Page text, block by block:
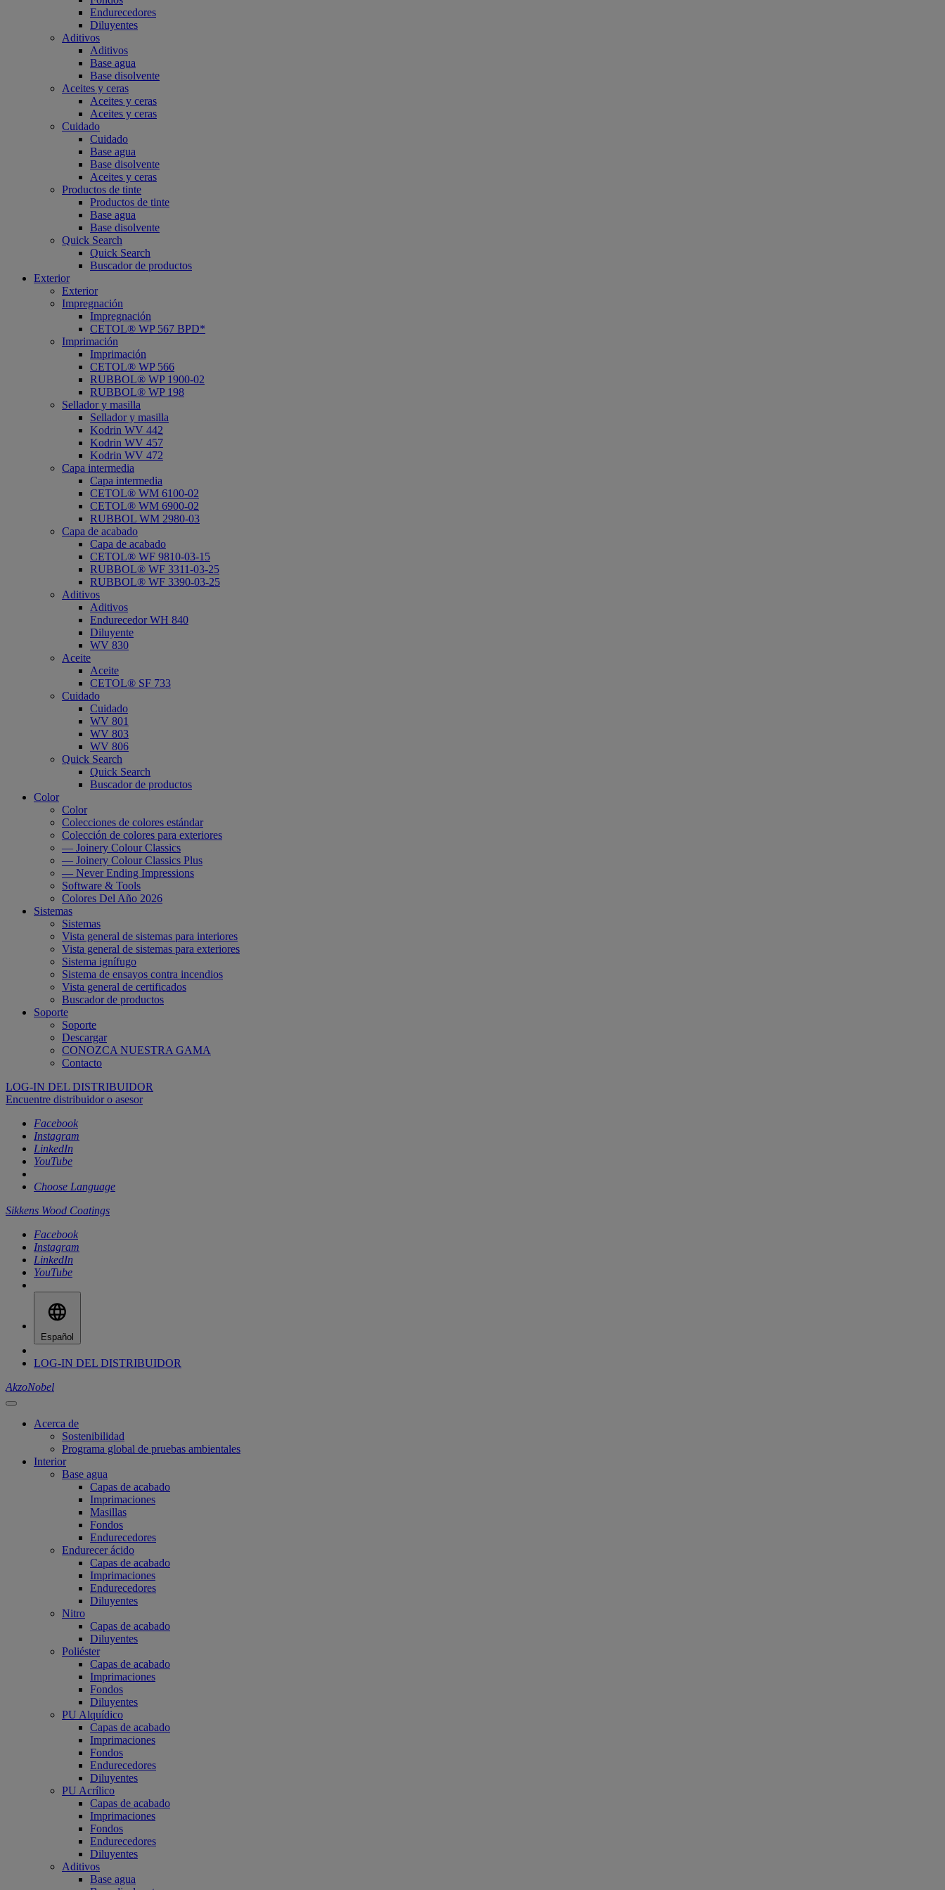
Endurecedores
Diluyentes
Aditivos
Aditivos
Base agua
Base disolvente
Aceites y ceras
Aceites y ceras
Aceites y ceras
Cuidado
Cuidado
Base agua
Base disolvente
Aceites y ceras
Productos de tinte
Productos de tinte
Base agua
Base disolvente
Quick Search
Quick Search
Buscador de productos
Exterior
Exterior
Impregnación
Impregnación
CETOL® WP 567 BPD*
Imprimación
Imprimación
CETOL® WP 566
RUBBOL® WP 1900-02
RUBBOL® WP 198
Sellador y masilla
Sellador y masilla
Kodrin WV 442
Kodrin WV 457
Kodrin WV 472
Capa intermedia
Capa intermedia
CETOL® WM 6100-02
CETOL® WM 6900-02
RUBBOL WM 2980-03
Capa de acabado
Capa de acabado
CETOL® WF 9810-03-15
RUBBOL® WF 3311-03-25
RUBBOL® WF 3390-03-25
Aditivos
Aditivos
Endurecedor WH 840
Diluyente
WV 830
Aceite
Aceite
CETOL® SF 733
Cuidado
Cuidado
WV 801
WV 803
WV 806
Quick Search
Quick Search
Buscador de productos
Color
Color
Colecciones de colores estándar
Colección de colores para exteriores
— Joinery Colour Classics
— Joinery Colour Classics Plus
— Never Ending Impressions
Software & Tools
Colores Del Año 2026
Sistemas
Sistemas
Vista general de sistemas para interiores
Vista general de sistemas para exteriores
Sistema ignífugo
Sistema de ensayos contra incendios
Vista general de certificados
Buscador de productos
Soporte
Soporte
Descargar
CONOZCA NUESTRA GAMA
Contacto
LOG-IN DEL DISTRIBUIDOR
Encuentre distribuidor o asesor
Facebook
Instagram
LinkedIn
YouTube
Choose Language
Sikkens Wood Coatings
Facebook
Instagram
LinkedIn
YouTube
Español
LOG-IN DEL DISTRIBUIDOR
AkzoNobel
Acerca de
Sostenibilidad
Programa global de pruebas ambientales
Interior
Base agua
Capas de acabado
Imprimaciones
Masillas
Fondos
Endurecedores
Endurecer ácido
Capas de acabado
Imprimaciones
Endurecedores
Diluyentes
Nitro
Capas de acabado
Diluyentes
Poliéster
Capas de acabado
Imprimaciones
Fondos
Diluyentes
PU Alquídico
Capas de acabado
Imprimaciones
Fondos
Endurecedores
Diluyentes
PU Acrílico
Capas de acabado
Imprimaciones
Fondos
Endurecedores
Diluyentes
Aditivos
Base agua